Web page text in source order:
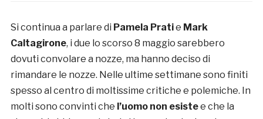
Si continua a parlare di Pamela Pratie Mark
Caltagirone, i due lo scorso 8 maggio sarebbero
dovuti convolare a nozze, ma hanno deciso di
rimandare le nozze. Nelle ultime settimane sono finiti
spesso al centro di moltissime critiche e polemiche. In
molti sono convinti che l’uomo non esistee che la